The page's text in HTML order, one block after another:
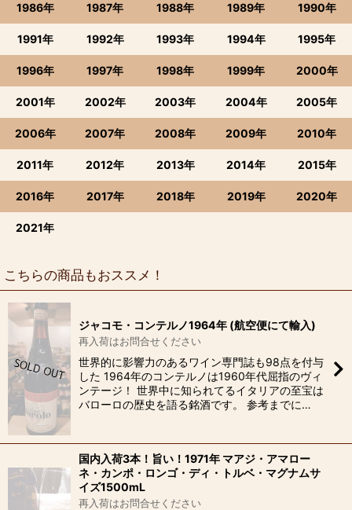
1986年 1987年 1988年 1989年 1990年
1991年 1992年 1993年 1994年 1995年
1996年 1997年 1998年 1999年 2000年
2001年 2002年 2003年 2004年 2005年
2006年 2007年 2008年 2009年 2010年
2011年 2012年 2013年 2014年 2015年
2016年 2017年 2018年 2019年 2020年
2021年
こちらの商品もおススメ！
ジャコモ・コンテルノ1964年 (航空便にて輸入)
再入荷はお問合せください
世界的に影響力のあるワイン専門誌も98点を付与
した 1964年のコンテルノは1960年代屈指のヴィ
ンテージ！ 世界中に知られてるイタリアの至宝は
バローロの歴史を語る銘酒です。 参考までに…
国内入荷3本！旨い！1971年 マアジ・アマロー
ネ・カンポ・ロンゴ・ディ・トルベ・マグナムサ
イズ1500mL
再入荷はお問合せください